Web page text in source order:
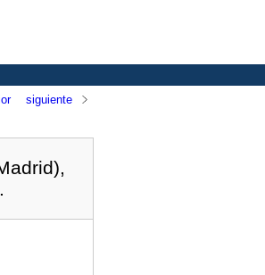
siguiente